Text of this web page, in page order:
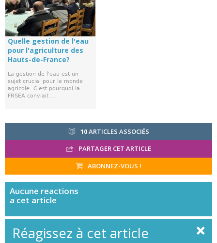
Quelle gestion de l'eau
pour l'agriculture des
Hauts-de-France?
La gestion de l'eau est un
sujet crucial pour le monde
agricole. C'est pourquoi la
FRSEA conviait ...
10ARTICLES ASSOCIÉS
PARTAGER CET ARTICLE
ABONNEZ-VOUS !
Aucune reactions
a cet article
Réagissez à cet article